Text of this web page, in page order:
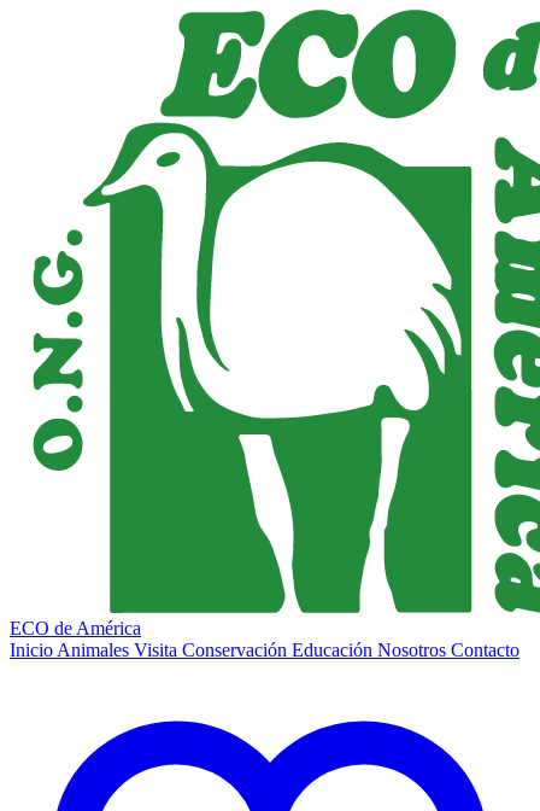
ECO de América
Inicio Animales Visita Conservación Educación Nosotros Contacto